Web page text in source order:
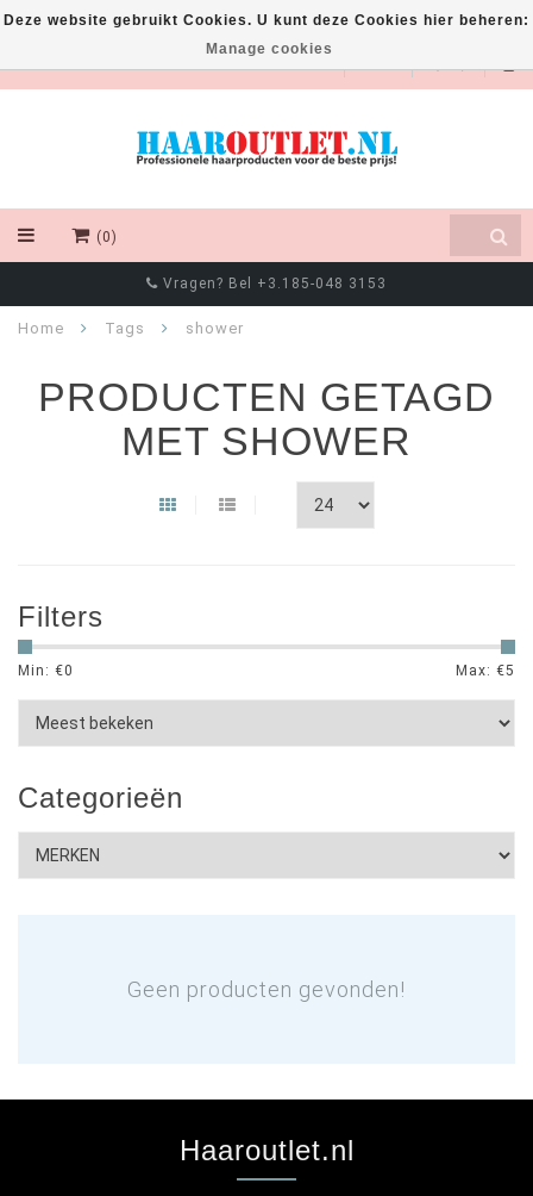
EUR
(0)
Vragen? Bel +3.185-048 3153
Home Tags shower
PRODUCTEN GETAGD
MET SHOWER
Filters
Min: €0 Max: €5
Categorieën
Geen producten gevonden!
Deze website gebruikt Cookies. U kunt deze Cookies hier beheren:
Manage cookies
Haaroutlet.nl